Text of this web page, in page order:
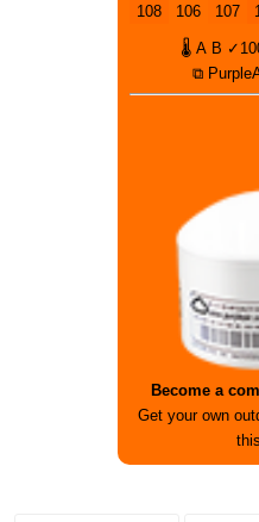
108
106
107
🌡 A B
⧉
Become a
Get your own